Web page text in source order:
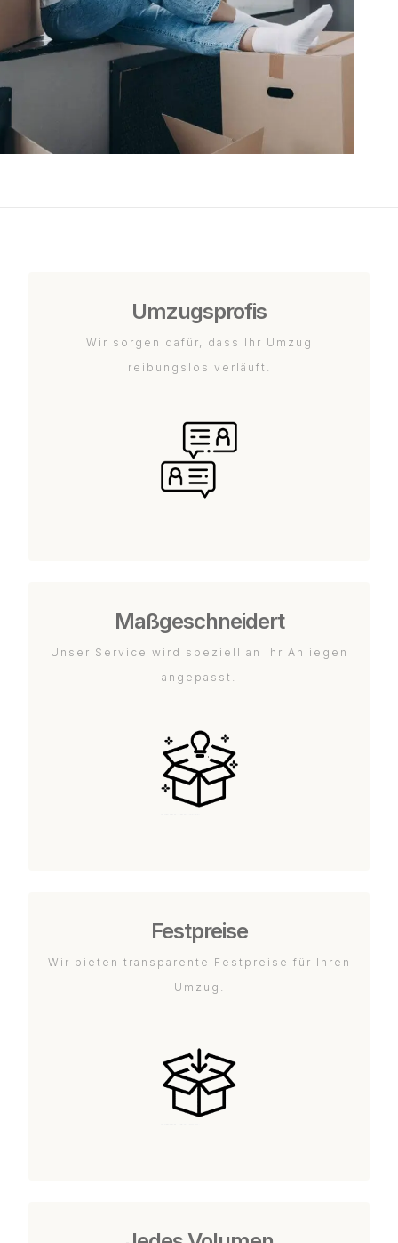
Umzugsprofis
Wir sorgen dafür, dass Ihr Umzug
reibungslos verläuft.
Maßgeschneidert
Unser Service wird speziell an Ihr Anliegen
angepasst.
Festpreise
Wir bieten transparente Festpreise für Ihren
Umzug.